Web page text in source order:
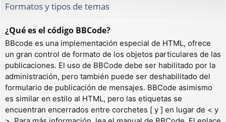
Formatos y tipos de temas
¿Qué es el código BBCode?
BBcode es una implementación especial de HTML, ofrece
un gran control de formato de los objetos particulares de las
publicaciones. El uso de BBCode debe ser habilitado por la
administración, pero también puede ser deshabilitado del
formulario de publicación de mensajes. BBCode asimismo
es similar en estilo al HTML, pero las etiquetas se
encuentran encerrados entre corchetes [ y ] en lugar de < y